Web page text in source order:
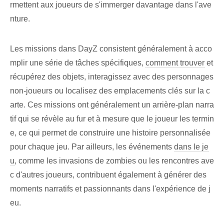
rmettent aux joueurs de s'immerger davantage dans l'ave
nture.
Les missions dans DayZ consistent généralement à acco
mplir une série de tâches spécifiques, comment trouver et
récupérez des objets, interagissez avec des personnages
non-joueurs ou localisez des emplacements clés sur la c
arte. Ces missions ont généralement un arrière-plan narra
tif qui se révèle au fur et à mesure que le joueur les termin
e, ce qui permet de construire une histoire personnalisée
pour chaque jeu. Par ailleurs, les événements dans le je
u, comme les invasions de zombies ou les rencontres ave
c d'autres joueurs, contribuent également à générer des
moments narratifs et passionnants dans l'expérience de j
eu.